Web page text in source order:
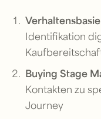
Identifikation
Buying Stage
Kontakten zu
Journey